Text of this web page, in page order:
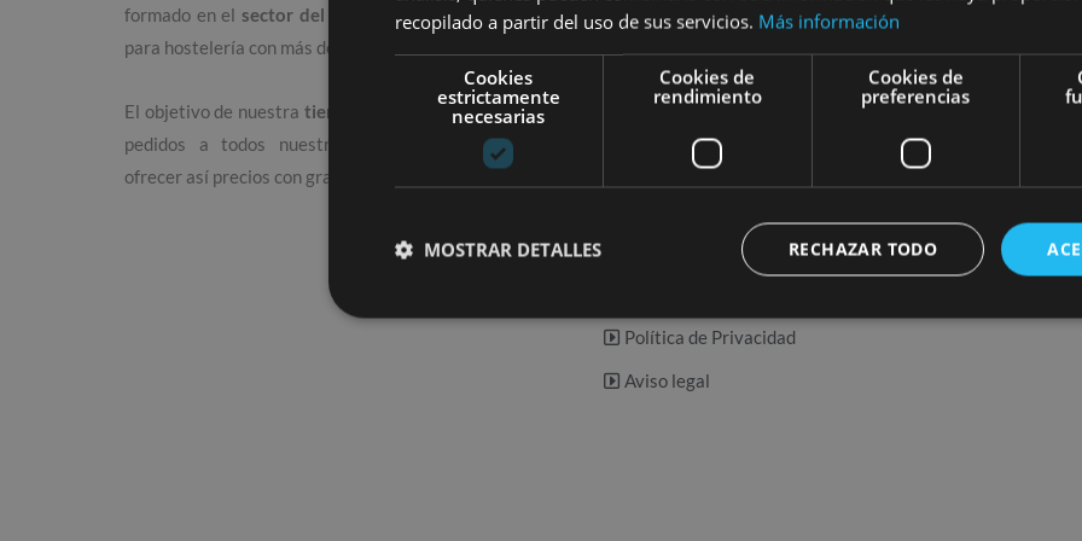
formado en elsector del equipamiento industrial
para hostelería con más de 15 años de experiencia.
El objetivo de nuestra tienda online
es facilitar los
pedidos a todos nuestros clientes. Y también
ofrecer así precios con grandes descuentos.
Condiciones generales
Garantía
Entrega y plazos de envío
Política de Privacidad
Aviso legal
Realiza tu pago
paypal y por
recopilado a partir del uso de sus servicios. Más información
Cookies
estrictamente
necesarias
Cookies de
rendimiento
Cookies de
preferencias
RECHAZAR TODO
MOSTRAR DETALLES